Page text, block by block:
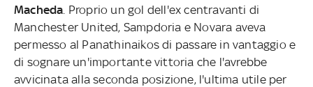
Macheda . Proprio un gol dell'ex centravanti di
Manchester United, Sampdoria e Novara aveva
permesso al Panathinaikos di passare in vantaggio e
di sognare un'importante vittoria che l'avrebbe
avvicinata alla seconda posizione, l'ultima utile per